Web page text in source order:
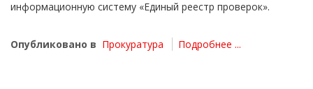
информационную систему «Единый реестр проверок».
Опубликовано в Прокуратура Подробнее ...